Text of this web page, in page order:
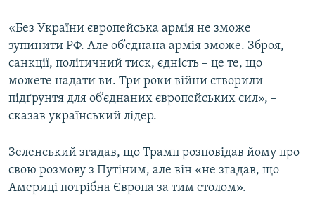
«Без України європейська армія не зможе
зупинити РФ. Але об’єднана армія зможе. Зброя,
санкції, політичний тиск, єдність – це те, що
можете надати ви. Три роки війни створили
підґрунтя для об’єднаних європейських сил», –
сказав український лідер.
Зеленський згадав, що Трамп розповідав йому про
свою розмову з Путіним, але він «не згадав, що
Америці потрібна Європа за тим столом».